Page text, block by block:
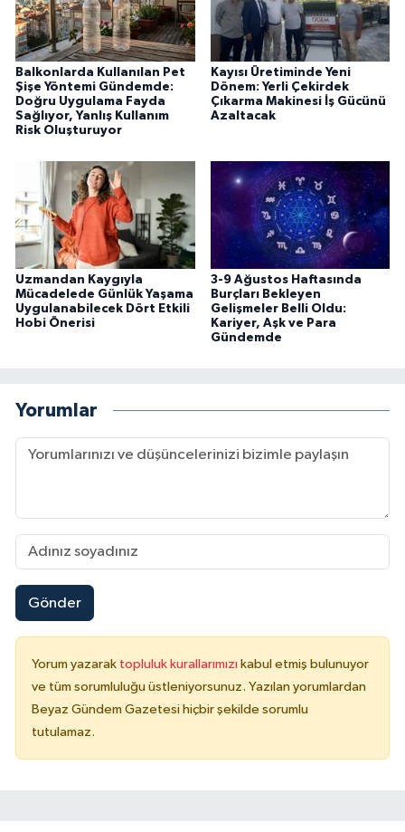
Balkonlarda Kullanılan Pet
Şişe Yöntemi Gündemde:
Doğru Uygulama Fayda
Sağlıyor, Yanlış Kullanım
Risk Oluşturuyor
Kayısı Üretiminde Yeni
Dönem: Yerli Çekirdek
Çıkarma Makinesi İş Gücünü
Azaltacak
Uzmandan Kaygıyla
Mücadelede Günlük Yaşama
Uygulanabilecek Dört Etkili
Hobi Önerisi
3-9 Ağustos Haftasında
Burçları Bekleyen
Gelişmeler Belli Oldu:
Kariyer, Aşk ve Para
Gündemde
Yorumlar
Gönder
Yorum yazarak topluluk kurallarımızı kabul etmiş bulunuyor
ve tüm sorumluluğu üstleniyorsunuz. Yazılan yorumlardan
Beyaz Gündem Gazetesi hiçbir şekilde sorumlu
tutulamaz.